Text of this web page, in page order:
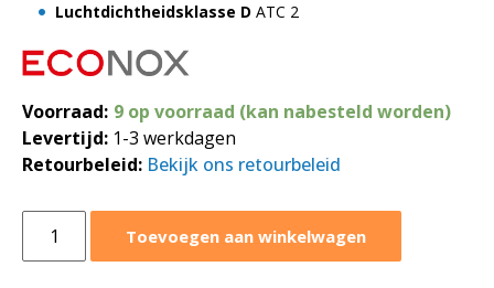
Luchtdichtheidsklasse D ATC 2
Voorraad: 9 op voorraad (kan nabesteld worden)
Levertijd: 1-3 werkdagen
Retourbeleid: Bekijk ons retourbeleid
voor
Toevoegen aan winkelwagen